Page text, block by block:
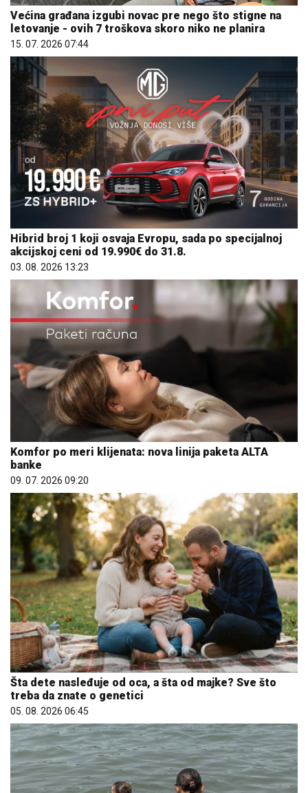
Većina građana izgubi novac pre nego što stigne na
letovanje - ovih 7 troškova skoro niko ne planira
15. 07. 2026 07:44
Hibrid broj 1 koji osvaja Evropu, sada po specijalnoj
akcijskoj ceni od 19.990€ do 31.8.
03. 08. 2026 13:23
Komfor po meri klijenata: nova linija paketa ALTA
banke
09. 07. 2026 09:20
Šta dete nasleđuje od oca, a šta od majke? Sve što
treba da znate o genetici
05. 08. 2026 06:45